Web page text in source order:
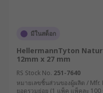
มีในสต็อก
HellermannTyton
12mm x 27 mm
RS Stock No. 251-7640
หมายเลขชิ้นส่วนของผู้ผลิต / Mfr.
ยอดรวมย่อย (1 แพ็ค แพ็คละ 100